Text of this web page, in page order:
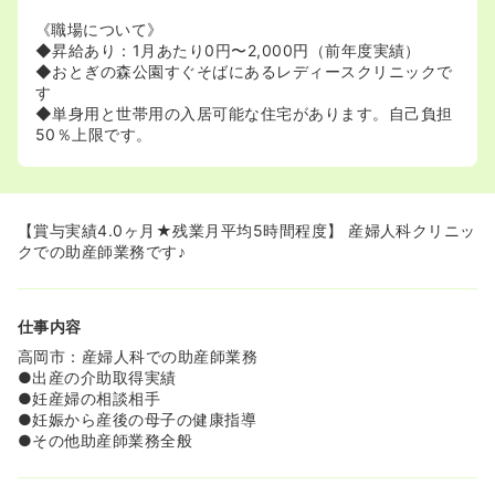
《職場について》
◆昇給あり：1月あたり0円〜2,000円（前年度実績）
◆おとぎの森公園すぐそばにあるレディースクリニックで
す
◆単身用と世帯用の入居可能な住宅があります。自己負担
50％上限です。
【賞与実績4.0ヶ月★残業月平均5時間程度】 産婦人科クリニッ
クでの助産師業務です♪
仕事内容
高岡市：産婦人科での助産師業務
●出産の介助取得実績
●妊産婦の相談相手
●妊娠から産後の母子の健康指導
●その他助産師業務全般